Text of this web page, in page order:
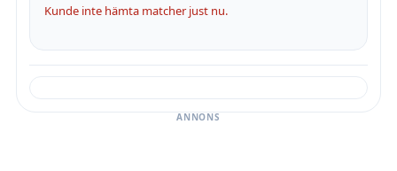
Kunde inte hämta matcher just nu.
ANNONS